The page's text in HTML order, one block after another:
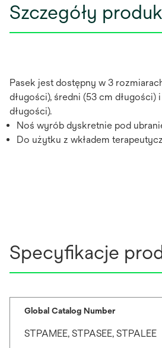
Szczegóły
Pasek jest dostępny w 3
długości), średni (53 cm długości)
długości).
Noś wyrób dyskretnie pod
Do użytku z wkładem
Specyfikacje
Global Catalog Number
STPAMEE, STPASEE, STPALEE